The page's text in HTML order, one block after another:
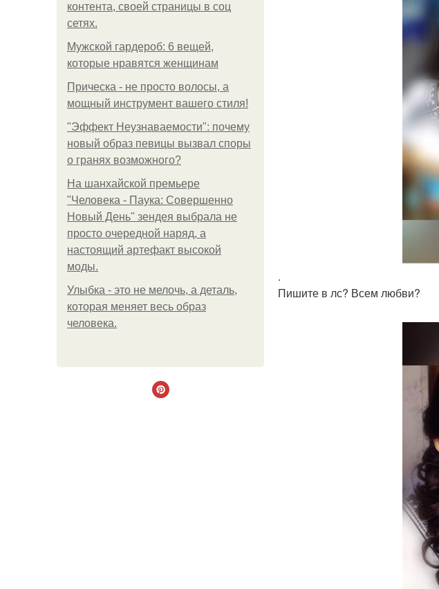
контента, своей страницы в соц
сетях.
Мужской гардероб: 6 вещей,
которые нравятся женщинам
Прическа - не просто волосы, а
мощный инструмент вашего стиля!
"Эффект Неузнаваемости": почему
новый образ певицы вызвал споры
о гранях возможного?
На шанхайской премьере
"Человека - Паука: Совершенно
Новый День" зендея выбрала не
просто очередной наряд, а
настоящий артефакт высокой
моды.
Улыбка - это не мелочь, а деталь,
которая меняет весь образ
человека.
.
Пишите в лс? Всем любви?